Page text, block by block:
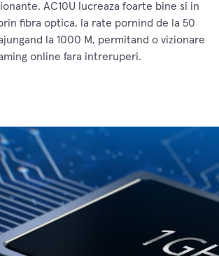
AC10U lucreaza foarte bine si in
fibra optica, la rate pornind de la 50
la 1000 M, permitand o vizionare
online fara intreruperi.